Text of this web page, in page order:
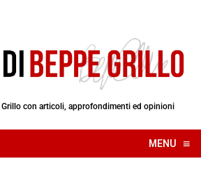
con articoli, approfondimenti ed opinioni
MENU ≡
☰